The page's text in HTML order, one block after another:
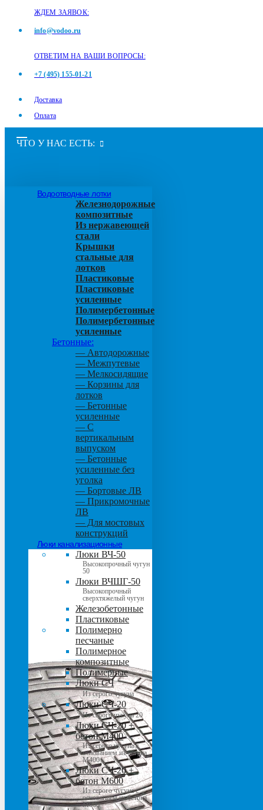
ЖДЕМ ЗАЯВОК:
info@vodoo.ru
ОТВЕТИМ НА ВАШИ ВОПРОСЫ:
+7 (495) 155-01-21
Доставка
Оплата
ЧТО У НАС ЕСТЬ:
Водоотводные лотки
Железнодорожные
композитные
Из нержавеющей
стали
Крышки
стальные для
лотков
Пластиковые
Пластиковые
усиленные
Полимербетонные
Полимербетонные
усиленные
Бетонные:
— Автодорожные
— Межпутевые
— Мелкосидящие
— Корзины для
лотков
— Бетонные
усиленные
— С
вертикальным
выпуском
— Бетонные
усиленные без
уголка
— Бортовые ЛВ
— Прикромочные
ЛВ
— Для мостовых
конструкций
Люки канализационные
Люки ВЧ-50
Высокопрочный чугун
50
Люки ВЧШГ-50
Высокопрочный
сверхтяжелый чугун
Железобетонные
Пластиковые
Полимерно
песчаные
Полимерное
композитные
Полимерные
Люки СЧ
Из серого чугуна
Люки СЧ-20
Из серого чугуна 20
Люки СЧ-20 +
бетон М400
Из серого чугуна с
основанием из бетона
М400
Люки СЧ-20 +
бетон М600
Из серого чугуна с
основанием из бетона
М600